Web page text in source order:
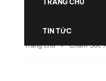
TIN TỨC
Trang chủ
Chăm Sóc